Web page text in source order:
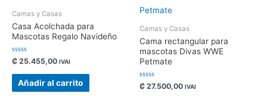
Camas y Casas
Casa Acolchada para
Mascotas Regalo Navideño
Valorado
con
0
₡ 25.455,00 IVAI
Añadir al carrito
Camas y Casas
Cama rectangular para
mascotas Divas WWE
Petmate
Valorado
con
₡ 27.500,00 IVAI